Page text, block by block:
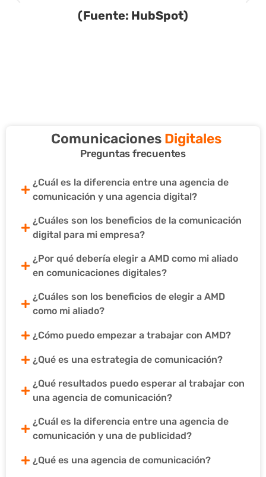
(Fuente: HubSpot)
Comunicaciones Digitales
Preguntas frecuentes
¿Cuál es la diferencia entre una agencia de
comunicación y una agencia digital?
¿Cuáles son los beneficios de la comunicación
digital para mi empresa?
¿Por qué debería elegir a AMD como mi aliado
en comunicaciones digitales?
¿Cuáles son los beneficios de elegir a AMD
como mi aliado?
¿Cómo puedo empezar a trabajar con AMD?
¿Qué es una estrategia de comunicación?
¿Qué resultados puedo esperar al trabajar con
una agencia de comunicación?
¿Cuál es la diferencia entre una agencia de
comunicación y una de publicidad?
¿Qué es una agencia de comunicación?